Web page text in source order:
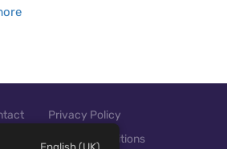
Privacy Policy
Terms and conditions